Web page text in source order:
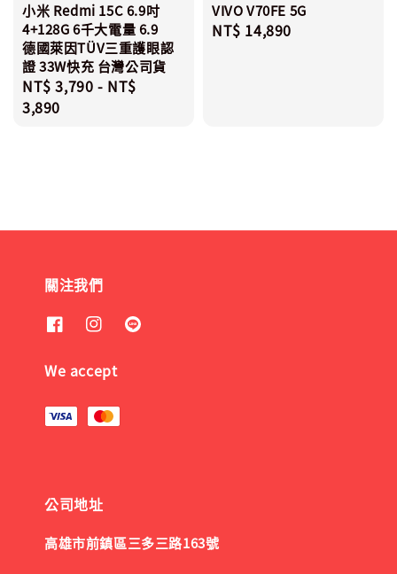
小米 Redmi 15C 6.9吋
4+128G 6千大電量 6.9
德國萊因TÜV三重護眼認
證 33W快充 台灣公司貨
Regular
price
NT$ 3,790 - NT$
3,890
VIVO V70FE 5G
Regular
NT$ 14,890
關注我們
We accept
公司地址
高雄市前鎮區三多三路163號